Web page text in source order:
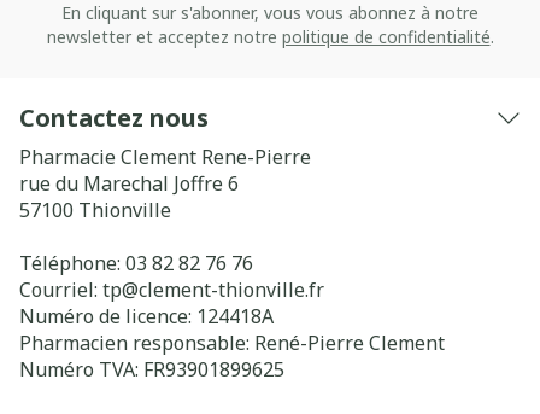
En cliquant sur s'abonner, vous vous abonnez à notre
newsletter et acceptez notre politique de confidentialité.
Contactez nous
Pharmacie Clement Rene-Pierre
rue du Marechal Joffre 6
57100 Thionville
Téléphone: 03 82 82 76 76
Courriel: tp@clement-thionville.fr
Numéro de licence: 124418A
Pharmacien responsable: René-Pierre Clement
Numéro TVA: FR93901899625